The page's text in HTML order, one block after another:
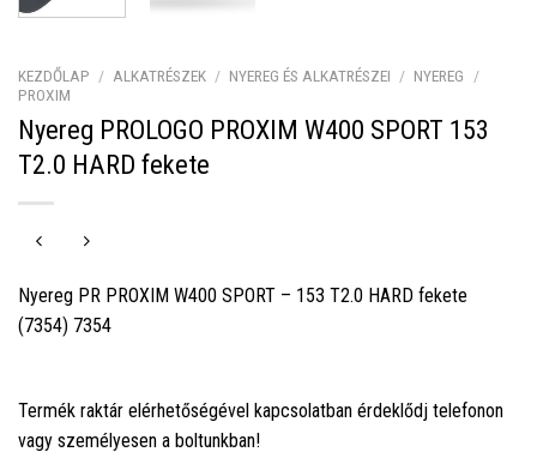
KEZDŐLAP / ALKATRÉSZEK / NYEREG ÉS ALKATRÉSZEI / NYEREG
/
PROXIM
Nyereg PROLOGO PROXIM W400 SPORT 153
T2.0 HARD fekete
Nyereg PR PROXIM W400 SPORT – 153 T2.0 HARD fekete
(7354) 7354
Termék raktár elérhetőségével kapcsolatban érdeklődj telefonon
vagy személyesen a boltunkban!